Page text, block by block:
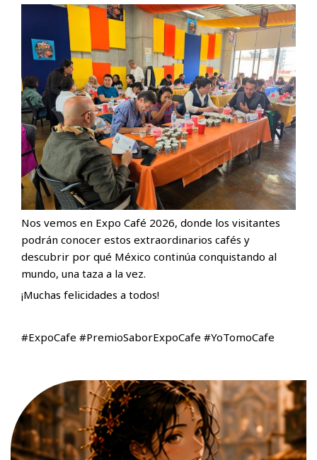
Nos vemos en Expo Café 2026, donde los visitantes
podrán conocer estos extraordinarios cafés y
descubrir por qué México continúa conquistando al
mundo, una taza a la vez.
¡Muchas felicidades a todos!
#ExpoCafe #PremioSaborExpoCafe #YoTomoCafe